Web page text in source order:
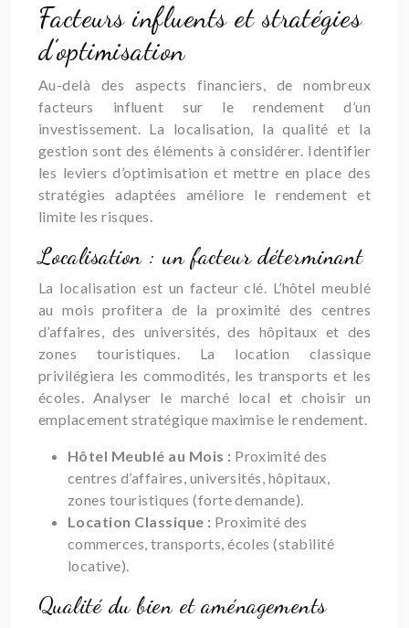
Facteurs influents et stratégies
d’optimisation
Au-delà des aspects financiers, de nombreux
facteurs influent sur le rendement d’un
investissement. La localisation, la qualité et la
gestion sont des éléments à considérer. Identifier
les leviers d’optimisation et mettre en place des
stratégies adaptées améliore le rendement et
limite les risques.
Localisation : un facteur déterminant
La localisation est un facteur clé. L’hôtel meublé
au mois profitera de la proximité des centres
d’affaires, des universités, des hôpitaux et des
zones touristiques. La location classique
privilégiera les commodités, les transports et les
écoles. Analyser le marché local et choisir un
emplacement stratégique maximise le rendement.
Hôtel Meublé au Mois : Proximité des
centres d’affaires, universités, hôpitaux,
zones touristiques (forte demande).
Location Classique : Proximité des
commerces, transports, écoles (stabilité
locative).
Qualité du bien et aménagements